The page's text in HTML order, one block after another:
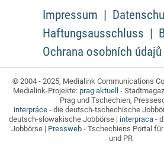
Impressum
Haftungsausschluss
Ochrana osobních údajů
© 2004 - 2025, Medialink Communications
Medialink-Projekte: prag aktuell -
Prag und Tschechien,
interpráce- die deutsch-tschechische
deutsch-slowakische Jobbörse | interpraca-
Jobbörse | Pressweb - Tschechiens Portal
und PR